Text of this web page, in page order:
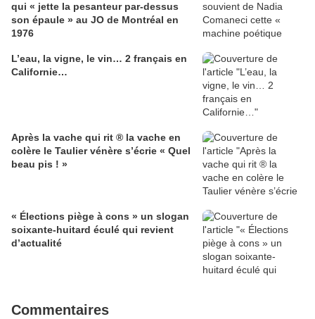
qui « jette la pesanteur par-dessus
son épaule » au JO de Montréal en
1976
L’eau, la vigne, le vin… 2 français en
Californie…
Après la vache qui rit ® la vache en
colère le Taulier vénère s’écrie « Quel
beau pis ! »
« Élections piège à cons » un slogan
soixante-huitard éculé qui revient
d’actualité
Commentaires